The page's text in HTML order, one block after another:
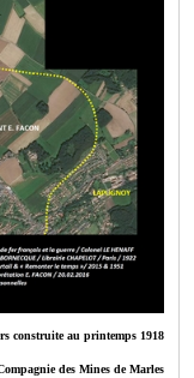
construite au printemps 1918
des Mines de Marles